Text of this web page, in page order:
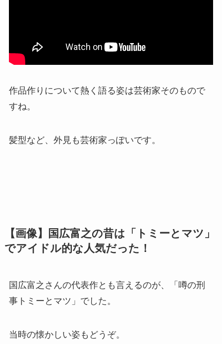
作品作りについて熱く語る姿は芸術家そのもので
すね。
髪型など、外見も芸術家っぽいです。
【画像】国広富之の昔は「トミーとマツ」
でアイドル的な人気だった！
国広富之さんの代表作とも言えるのが、「噂の刑
事トミーとマツ」でした。
当時の懐かしい姿もどうぞ。